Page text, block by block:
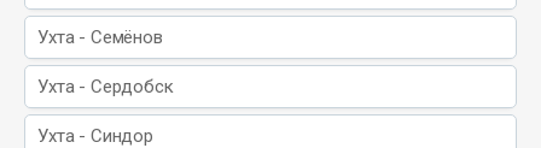
Ухта - Семёнов
Ухта - Сердобск
Ухта - Синдор